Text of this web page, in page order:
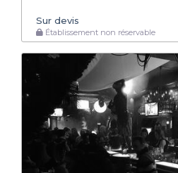
Sur devis
Établissement non réservable